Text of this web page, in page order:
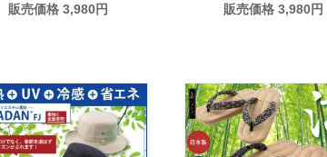
販売価格 3,980円 販売価格 3,980円